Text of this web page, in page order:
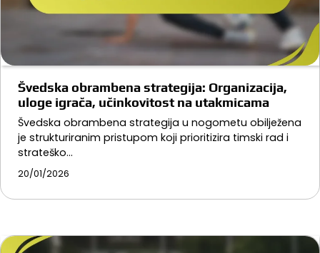
Švedska obrambena strategija: Organizacija,
uloge igrača, učinkovitost na utakmicama
Švedska obrambena strategija u nogometu obilježena
je strukturiranim pristupom koji prioritizira timski rad i
strateško…
20/01/2026